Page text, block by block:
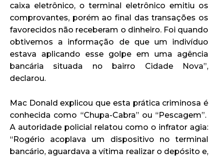
caixa eletrônico, o terminal eletrônico emitiu os
comprovantes, porém ao final das transações os
favorecidos não receberam o dinheiro. Foi quando
obtivemos a informação de que um indivíduo
estava aplicando esse golpe em uma agência
bancária situada no bairro Cidade Nova”,
declarou.
Mac Donald explicou que esta prática criminosa é
conhecida como “Chupa-Cabra” ou “Pescagem”.
A autoridade policial relatou como o infrator agia:
“Rogério acoplava um dispositivo no terminal
bancário, aguardava a vítima realizar o depósito e,